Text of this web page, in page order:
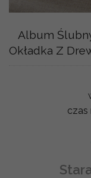
Album
Okładka Z
czas